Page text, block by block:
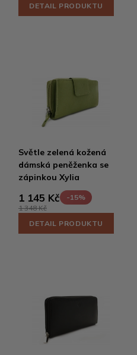
DETAIL PRODUKTU
Světle zelená kožená
dámská peněženka se
zápinkou Xylia
1 145 Kč
-15%
1 348 Kč
DETAIL PRODUKTU